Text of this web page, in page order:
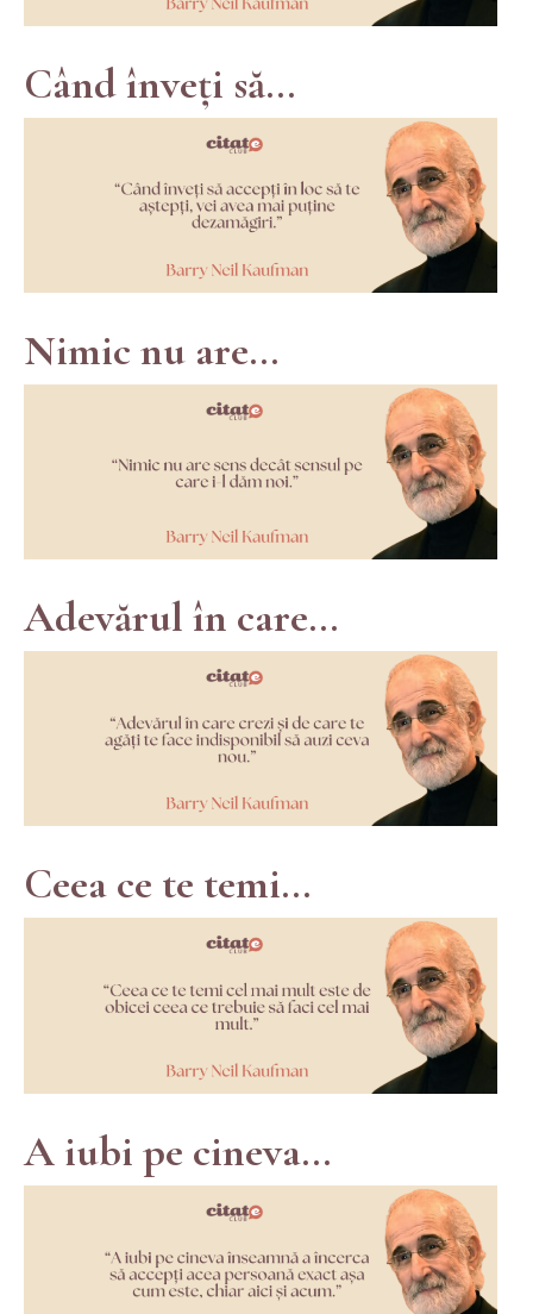
Când înveți să...
Nimic nu are...
Adevărul în care...
Ceea ce te temi...
A iubi pe cineva...